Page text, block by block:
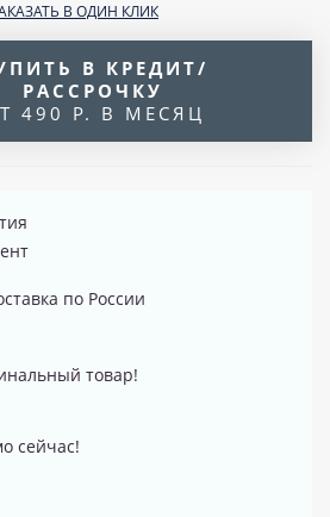
В ОДИН КЛИК
В КРЕДИТ/
РАССРОЧКУ
490 Р. В МЕСЯЦ
по России
товар!
сейчас!